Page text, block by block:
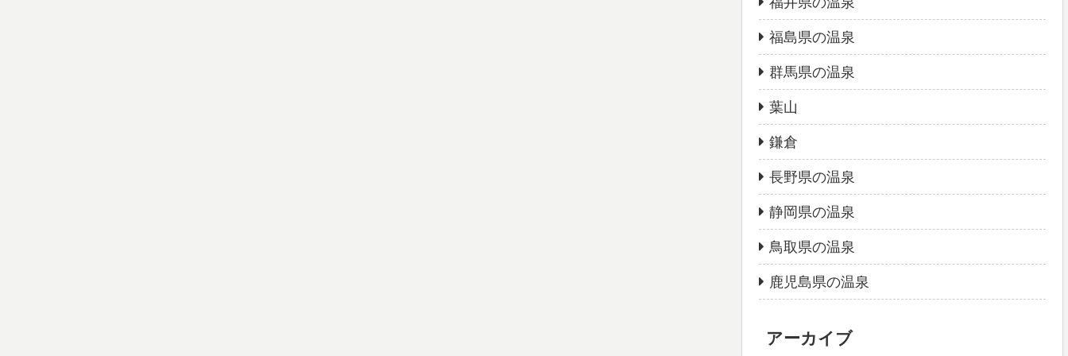
福島県の温泉
群馬県の温泉
葉山
鎌倉
長野県の温泉
静岡県の温泉
鳥取県の温泉
鹿児島県の温泉
アーカイブ